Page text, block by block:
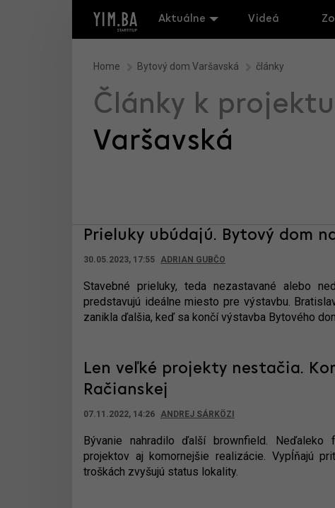
Aktuálne Videá
Home Bytový dom Varšavská články
Články k
Varšavská
Prieluky ubúdajú. Bytový dom
30.05.2023, 17:55 ADRIAN GUBČO
Stavebné prieluky, teda nezastavané alebo
predstavujú ideálne miesto pre výstavbu.
zanikla ďalšia, keď sa končí výstavba Bytového
Len veľké projekty nestačia.
Račianskej
07.11.2022, 14:26 ANDREJ SÁRKÖZI
Bývanie nahradilo ďalší brownfield. Neďaleko
projektov aj komornejšie realizácie. Vypĺňajú
troškách zvyšujú status lokality.